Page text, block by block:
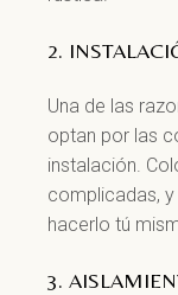
2.
Una de las
optan por las
instalación.
complicadas,
hacerlo tú
3.